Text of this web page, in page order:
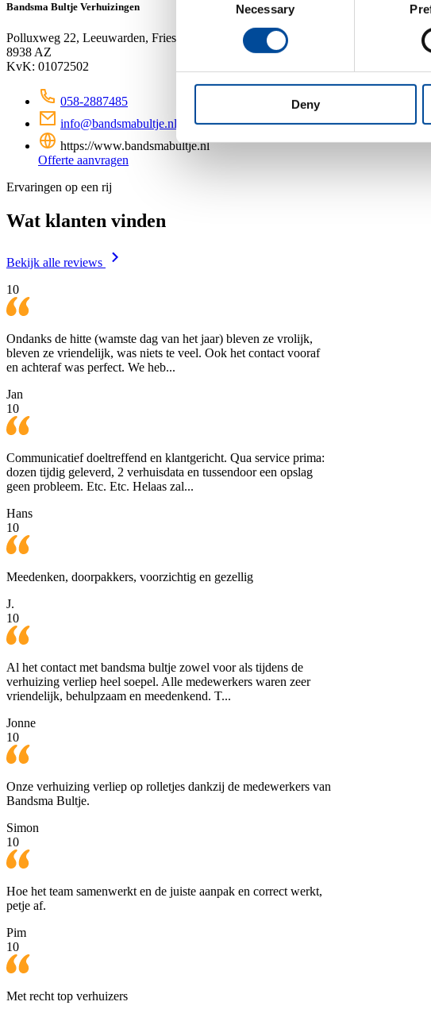
Necessary
Deny
Bandsma Bultje Verhuizingen
Polluxweg 22, Leeuwarden, Friesland
8938 AZ
KvK: 01072502
058-2887485
info@bandsmabultje.nl
https://www.bandsmabultje.nl
Offerte aanvragen
Ervaringen op een rij
Wat klanten vinden
Bekijk alle reviews
10
Ondanks de hitte (wamste dag van het jaar) bleven ze vrolijk,
bleven ze vriendelijk, was niets te veel. Ook het contact vooraf
en achteraf was perfect. We heb...
Jan
10
Communicatief doeltreffend en klantgericht. Qua service prima:
dozen tijdig geleverd, 2 verhuisdata en tussendoor een opslag
geen probleem. Etc. Etc. Helaas zal...
Hans
10
Meedenken, doorpakkers, voorzichtig en gezellig
J.
10
Al het contact met bandsma bultje zowel voor als tijdens de
verhuizing verliep heel soepel. Alle medewerkers waren zeer
vriendelijk, behulpzaam en meedenkend. T...
Jonne
10
Onze verhuizing verliep op rolletjes dankzij de medewerkers van
Bandsma Bultje.
Simon
10
Hoe het team samenwerkt en de juiste aanpak en correct werkt,
petje af.
Pim
10
Met recht top verhuizers